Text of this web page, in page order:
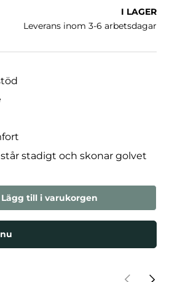
I LAGER
Leverans inom 3-6 arbetsdagar
stadigt och skonar golvet
Lägg till i varukorgen
Föregående
Nästa